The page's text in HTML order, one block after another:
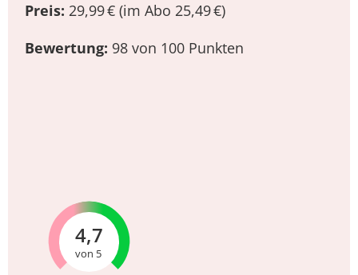
Preis: 29,99 € (im Abo 25,49 €)
Bewertung: 98 von 100 Punkten
von 5
4,7